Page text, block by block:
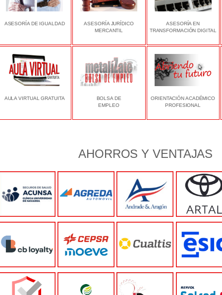
ASESORÍA DE IGUALDAD
ASESORÍA JURÍDICO
MERCANTIL
ASESORÍA EN
TRANSFORMACIÓN DIGITAL
AULA VIRTUAL GRATUITA
BOLSA DE
EMPLEO
ORIENTACIÓN ACADÉMICO
PROFESIONAL
AHORROS Y VENTAJAS